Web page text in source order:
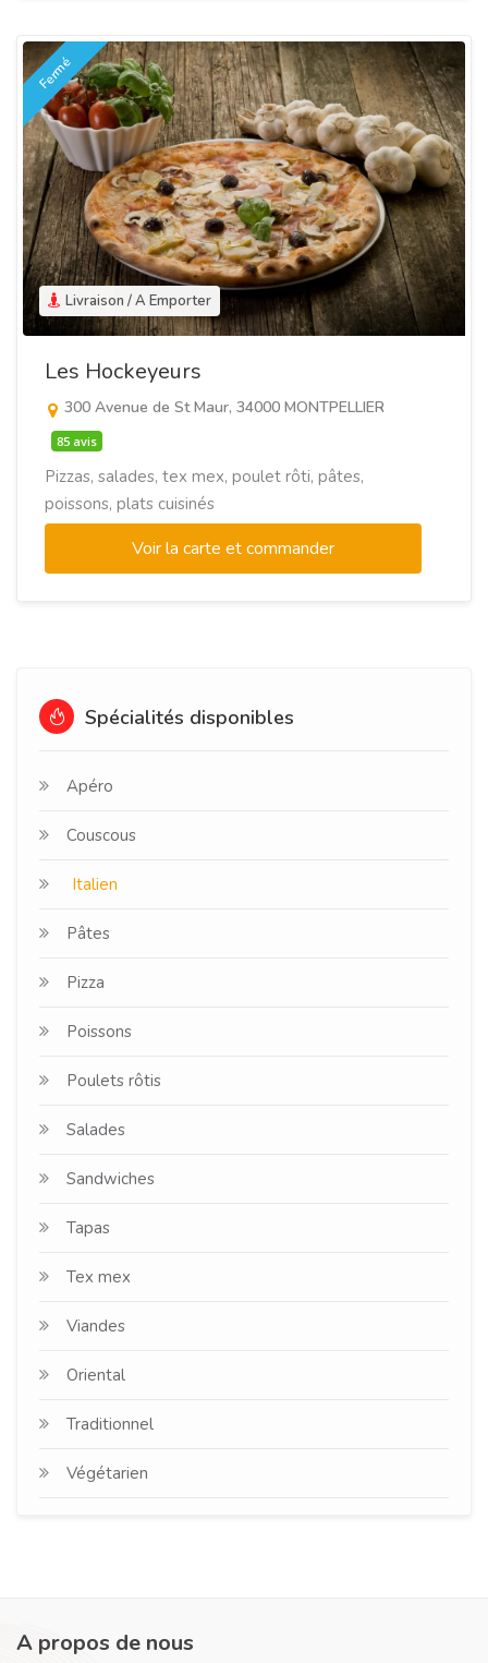
Livraison / A Emporter
Fermé
Les Hockeyeurs
300 Avenue de St Maur, 34000 MONTPELLIER
85 avis
Pizzas, salades, tex mex, poulet rôti, pâtes,
poissons, plats cuisinés
Voir la carte et commander
Spécialités disponibles
Apéro
Couscous
Italien
Pâtes
Pizza
Poissons
Poulets rôtis
Salades
Sandwiches
Tapas
Tex mex
Viandes
Oriental
Traditionnel
Végétarien
A propos de nous